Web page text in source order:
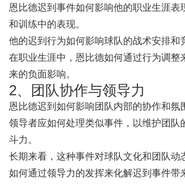
恩比德迟到事件如何影响他的职业生涯表
和训练中的表现。
他的迟到行为如何影响球队的战术安排和
在职业生涯中，恩比德如何通过行为调整
来的负面影响。
2、团队协作与领导力
恩比德迟到如何影响团队内部的协作和氛
领导者应如何处理类似事件，以维护团队
斗力。
长期来看，这种事件对球队文化和团队动
如何通过领导力的发挥来化解迟到事件带